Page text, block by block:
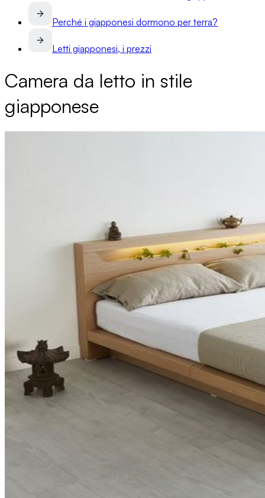
Perché i giapponesi dormono per terra?
Letti giapponesi, i prezzi
Camera da letto in stile
giapponese